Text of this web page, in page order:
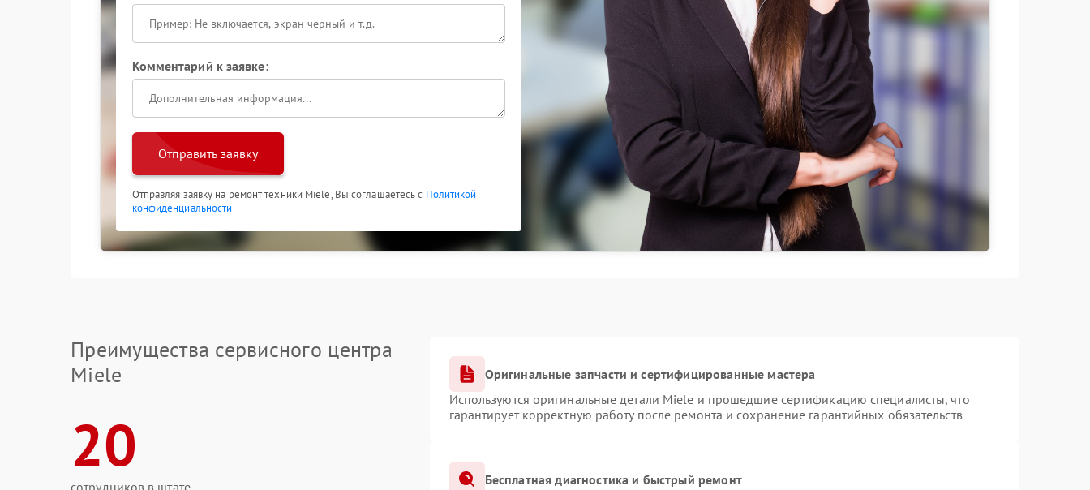
Комментарий к заявке:
Отправить заявку
Отправляя заявку на ремонт техники Miele, Вы соглашаетесь с Политикой
конфиденциальности
Преимущества сервисного центра
Miele
20
сотрудников в штате
Оригинальные запчасти и сертифицированные мастера
Используются оригинальные детали Miele и прошедшие сертификацию специалисты, что
гарантирует корректную работу после ремонта и сохранение гарантийных обязательств
Бесплатная диагностика и быстрый ремонт